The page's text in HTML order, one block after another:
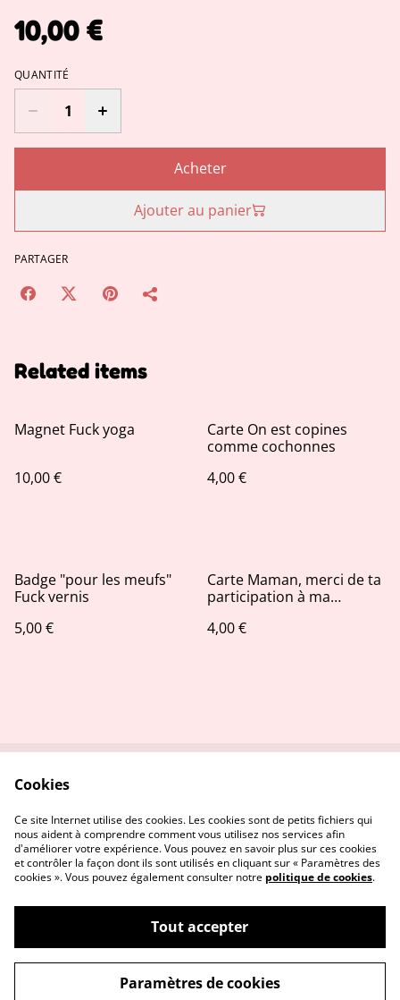
10,00 €
QUANTITÉ
Acheter
Ajouter au panier
PARTAGER
Related items
Magnet Fuck yoga
10,00 €
Carte On est copines
comme cochonnes
4,00 €
Badge "pour les meufs"
Fuck vernis
5,00 €
Carte Maman, merci de ta
participation à ma
4,00 €
Politique de
confidentialité
Politique de cookies
©2026Stitch and the city
powered by
Cookies
Ce site Internet utilise des cookies. Les cookies sont de petits fichiers qui
nous aident à comprendre comment vous utilisez nos services afin
d'améliorer votre expérience. Vous pouvez en savoir plus sur ces cookies
et contrôler la façon dont ils sont utilisés en cliquant sur « Paramètres des
cookies ». Vous pouvez également consulter notre politique de cookies.
Tout accepter
Paramètres de cookies